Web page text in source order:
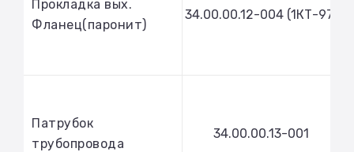
Прокладка вых.
Фланец(паронит)
34.00.00.12-004 (1КТ-97)
Патрубок
трубопровода
34.00.00.13-001